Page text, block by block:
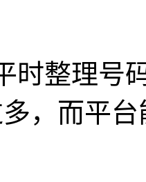
时整理号
，而平